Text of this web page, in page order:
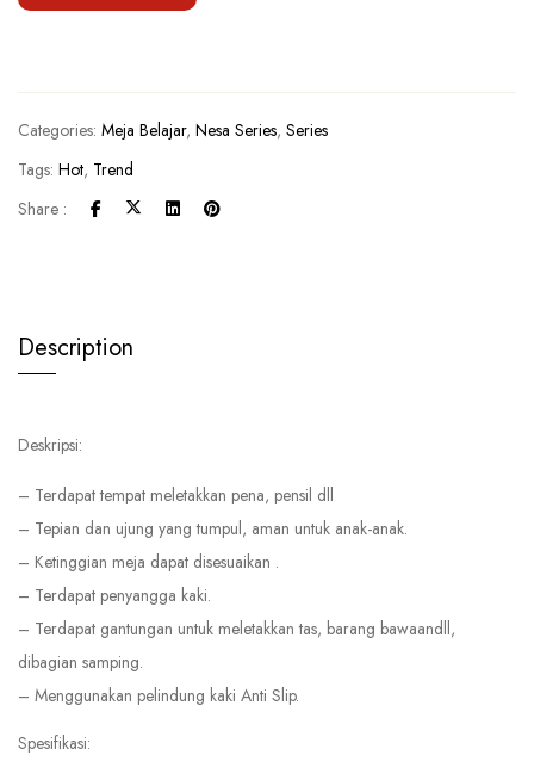
Categories: Meja Belajar, Nesa Series, Series
Tags: Hot, Trend
Share :
Description
Deskripsi:
– Terdapat tempat meletakkan pena, pensil dll
– Tepian dan ujung yang tumpul, aman untuk anak-anak.
– Ketinggian meja dapat disesuaikan .
– Terdapat penyangga kaki.
– Terdapat gantungan untuk meletakkan tas, barang bawaandll,
dibagian samping.
– Menggunakan pelindung kaki Anti Slip.
Spesifikasi: